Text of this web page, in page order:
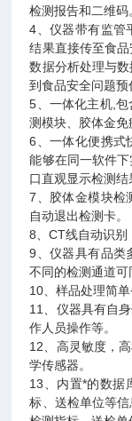
检测报告和二维码
4、仪器带有监管
结果直接传至食品
数据分析处理与
到食品安全问题预
5、一体化主机,
测模块、胶体金免
6、一体化便携式
能够在同一软件
口直观显示检测结
7、胶体金模块检
自动退出检测卡。
8、CT线自动识别
9、仪器具有品类
不同的检测通道可
10、样品处理简
11、仪器具有自
作人员操作等。
12、高灵敏度，
学传感器。
13、内置*的数据
标、送检单位等信